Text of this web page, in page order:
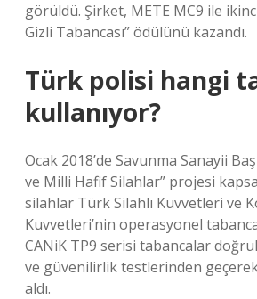
görüldü. Şirket, METE MC9 ile ikinci
Gizli Tabancası” ödülünü kazandı.
Türk polisi hangi
kullanıyor?
Ocak 2018’de Savunma Sanayii
ve Milli Hafif Silahlar” projesi
silahlar Türk Silahlı Kuvvetleri ve
Kuvvetleri’nin operasyonel
CANiK TP9 serisi tabancalar
ve güvenilirlik testlerinden geçerek
aldı.